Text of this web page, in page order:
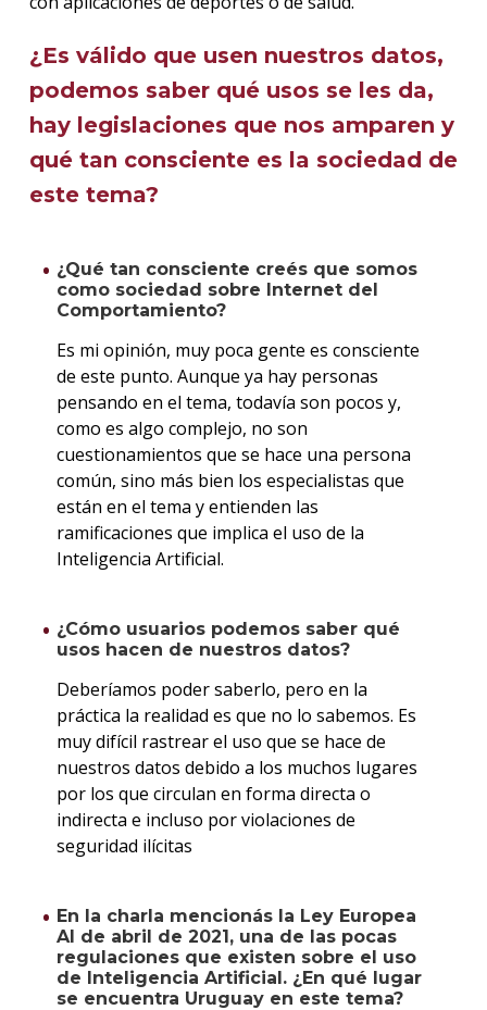
¿Es válido que usen nuestros datos,
podemos saber qué usos se les da,
hay legislaciones que nos amparen y
qué tan consciente es la sociedad de
este tema?
¿Qué tan consciente creés que somos
como sociedad sobre Internet del
Comportamiento?
Es mi opinión, muy poca gente es consciente
de este punto. Aunque ya hay personas
pensando en el tema, todavía son pocos y,
como es algo complejo, no son
cuestionamientos que se hace una persona
común, sino más bien los especialistas que
están en el tema y entienden las
ramificaciones que implica el uso de la
Inteligencia Artificial.
¿Cómo usuarios podemos saber qué
usos hacen de nuestros datos?
Deberíamos poder saberlo, pero en la
práctica la realidad es que no lo sabemos. Es
muy difícil rastrear el uso que se hace de
nuestros datos debido a los muchos lugares
por los que circulan en forma directa o
indirecta e incluso por violaciones de
seguridad ilícitas
En la charla mencionás la Ley Europea
AI de abril de 2021, una de las pocas
regulaciones que existen sobre el uso
de Inteligencia Artificial. ¿En qué lugar
se encuentra Uruguay en este tema?